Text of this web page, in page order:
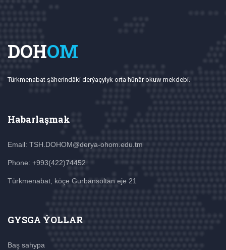
DOHOM
Türkmenabat şäherindäki derýaçylyk orta hünär okuw mekdebi.
Habarlaşmak
Email: TSH.DOHOM@derya-ohom.edu.tm
Phone: +993(422)74452
Türkmenabat, köçe Gurbansoltan eje 21
GYSGA ÝOLLAR
Baş sahypa